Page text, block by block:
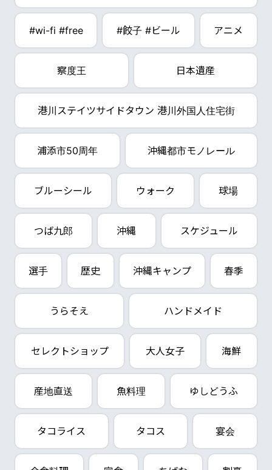
#wi-fi #free #餃子 #ビール アニメ
察度王 日本遺産
港川ステイツサイドタウン 港川外国人住宅街
浦添市50周年 沖縄都市モノレール
ブルーシール ウォーク 球場
つば九郎 沖縄 スケジュール
選手 歴史 沖縄キャンプ 春季
うらそえ ハンドメイド
セレクトショップ 大人女子 海鮮
産地直送 魚料理 ゆしどうふ
タコライス タコス 宴会